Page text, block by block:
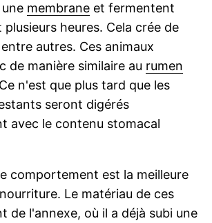
membraneet fermentent
heures. Cela crée de
autres. Ces animaux
de manière similaire au rumen
n'est que plus tard que les
seront digérés
avec le contenu stomacal
comportement est la meilleure
Le matériau de ces
de l'annexe, où il a déjà subi une